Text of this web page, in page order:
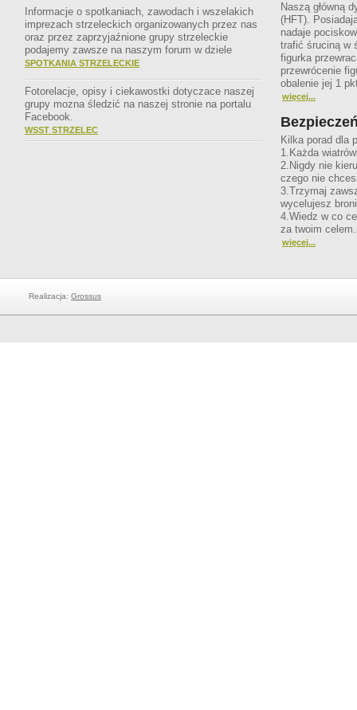
Informacje o spotkaniach, zawodach i wszelakich
imprezach strzeleckich organizowanych przez nas
oraz przez zaprzyjaźnione grupy strzeleckie
podajemy zawsze na naszym forum w dziele
SPOTKANIA STRZELECKIE
Fotorelacje, opisy i ciekawostki dotyczace naszej
grupy mozna śledzić na naszej stronie na portalu
Facebook.
WSST STRZELEC
Naszą główną
(HFT).
nadaje
trafić śruciną w
figurka
przewrócenie
obalenie jej 1
więcej...
Kilka porad dla
1.Każda
2.Nigdy nie
czego nie
3.Trzymaj
wycelujesz
4.Wiedz w co
za twoim celem.
więcej...
Realizacja: Grossus